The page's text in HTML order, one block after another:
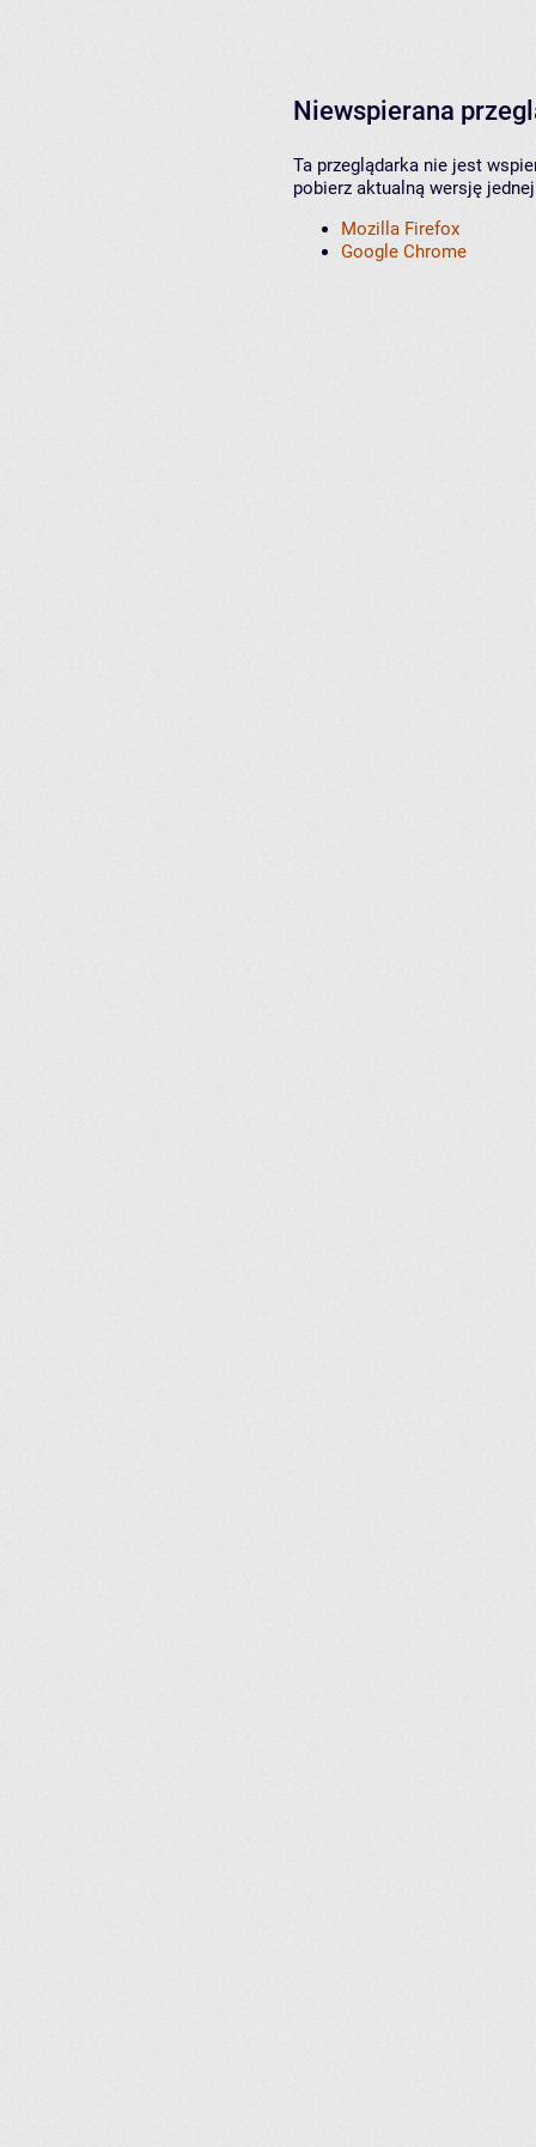
Niewspierana
Ta przeglądarka nie jest
pobierz aktualną wersję
Mozilla Firefox
Google Chrome